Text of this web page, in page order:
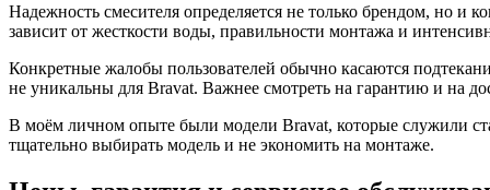
Надежность смесителя определяется не только брендом, но и
зависит от жесткости воды, правильности монтажа и
Конкретные жалобы пользователей обычно касаются
не уникальны для Bravat. Важнее смотреть на гарантию и на
В моём личном опыте были модели Bravat, которые служили
тщательно выбирать модель и не экономить на монтаже.